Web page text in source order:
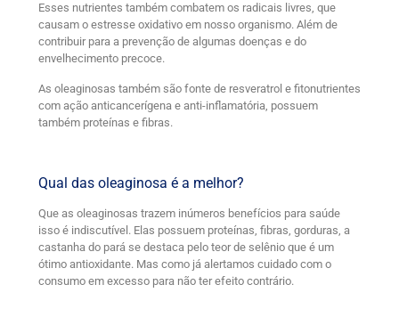
Esses nutrientes também combatem os radicais livres, que
causam o estresse oxidativo em nosso organismo. Além de
contribuir para a prevenção de algumas doenças e do
envelhecimento precoce.
As oleaginosas também são fonte de resveratrol e fitonutrientes
com ação anticancerígena e anti-inflamatória, possuem
também proteínas e fibras.
Qual das oleaginosa é a melhor?
Que as oleaginosas trazem inúmeros benefícios para saúde
isso é indiscutível. Elas possuem proteínas, fibras, gorduras, a
castanha do pará se destaca pelo teor de selênio que é um
ótimo antioxidante. Mas como já alertamos cuidado com o
consumo em excesso para não ter efeito contrário.